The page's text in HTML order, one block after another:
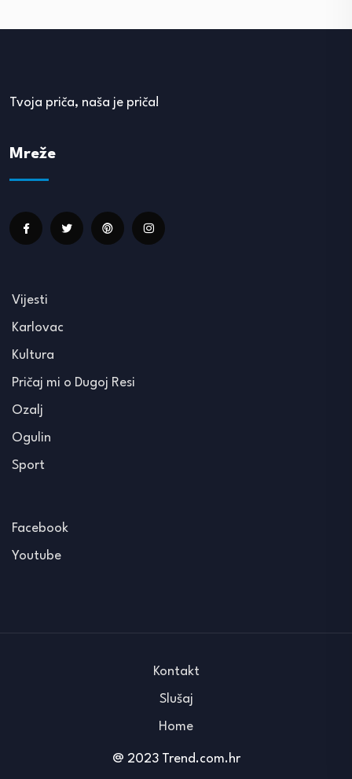
Tvoja priča, naša je priča!
Mreže
Vijesti
Karlovac
Kultura
Pričaj mi o Dugoj Resi
Ozalj
Ogulin
Sport
Facebook
Youtube
@ 2023 Trend.com.hr
Kontakt
Slušaj
Home